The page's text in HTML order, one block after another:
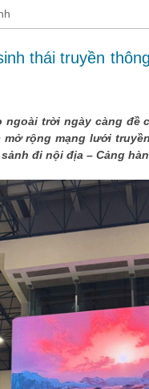
thái truyền
trời ngày càng
rộng mạng lưới
đi nội địa – Cảng